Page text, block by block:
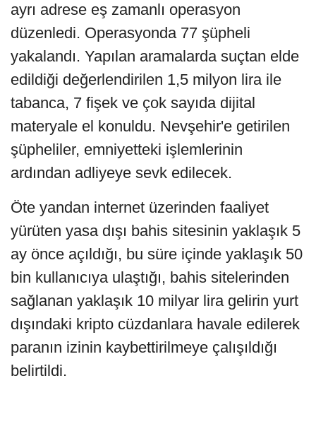
ayrı adrese eş zamanlı operasyon
düzenledi. Operasyonda 77 şüpheli
yakalandı. Yapılan aramalarda suçtan elde
edildiği değerlendirilen 1,5 milyon lira ile
tabanca, 7 fişek ve çok sayıda dijital
materyale el konuldu. Nevşehir'e getirilen
şüpheliler, emniyetteki işlemlerinin
ardından adliyeye sevk edilecek.
Öte yandan internet üzerinden faaliyet
yürüten yasa dışı bahis sitesinin yaklaşık 5
ay önce açıldığı, bu süre içinde yaklaşık 50
bin kullanıcıya ulaştığı, bahis sitelerinden
sağlanan yaklaşık 10 milyar lira gelirin yurt
dışındaki kripto cüzdanlara havale edilerek
paranın izinin kaybettirilmeye çalışıldığı
belirtildi.